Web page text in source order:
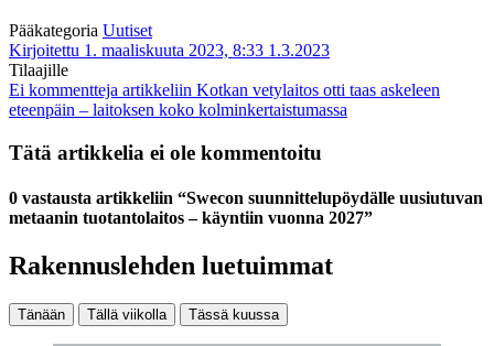
Pääkategoria Uutiset
Kirjoitettu 1. maaliskuuta 2023, 8:33 1.3.2023
Tilaajille
Ei kommentteja artikkeliin Kotkan vetylaitos otti taas askeleen
eteenpäin – laitoksen koko kolminkertaistumassa
Tätä artikkelia ei ole kommentoitu
0 vastausta artikkeliin “Swecon suunnittelupöydälle uusiutuvan
metaanin tuotantolaitos – käyntiin vuonna 2027”
Rakennuslehden luetuimmat
Tänään Tällä viikolla Tässä kuussa